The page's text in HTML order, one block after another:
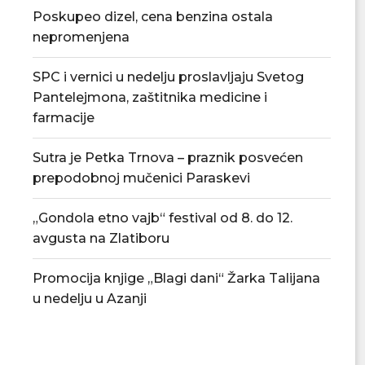
Poskupeo dizel, cena benzina ostala
nepromenjena
SPC i vernici u nedelju proslavljaju Svetog
Pantelejmona, zaštitnika medicine i
farmacije
Sutra je Petka Trnova – praznik posvećen
prepodobnoj mučenici Paraskevi
„Gondola etno vajb“ festival od 8. do 12.
avgusta na Zlatiboru
Promocija knjige „Blagi dani“ Žarka Talijana
u nedelju u Azanji